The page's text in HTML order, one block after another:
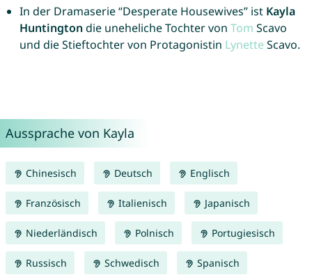
In der Dramaserie “Desperate Housewives” ist Kayla
Huntington die uneheliche Tochter von Tom Scavo
und die Stieftochter von Protagonistin Lynette Scavo.
Aussprache von Kayla
Chinesisch Deutsch Englisch
Französisch Italienisch Japanisch
Niederländisch Polnisch Portugiesisch
Russisch Schwedisch Spanisch